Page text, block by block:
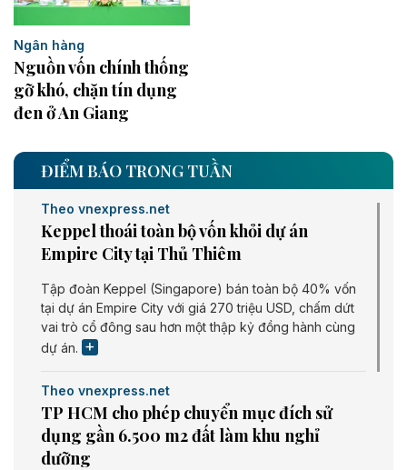
Ngân hàng
Nguồn vốn chính thống
gỡ khó, chặn tín dụng
đen ở An Giang
ĐIỂM BÁO TRONG TUẦN
Theo vnexpress.net
Keppel thoái toàn bộ vốn khỏi dự án
Empire City tại Thủ Thiêm
Tập đoàn Keppel (Singapore) bán toàn bộ 40% vốn
tại dự án Empire City với giá 270 triệu USD, chấm dứt
vai trò cổ đông sau hơn một thập kỷ đồng hành cùng
dự án.
Theo vnexpress.net
TP HCM cho phép chuyển mục đích sử
dụng gần 6.500 m2 đất làm khu nghỉ
dưỡng